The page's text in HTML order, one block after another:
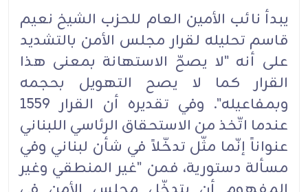
يبدأ نائب الأمين العام للحزب الشيخ نعيم
قاسم تحليله لقرار مجلس الأمن بالتشديد
على أنه "لا يصحّ الاستهانة بمعنى هذا
القرار كما لا يصح التهويل بحجمه
وبمفاعيله". وفي تقديره أن القرار 1559
عندما اتّخذ من الاستحقاق الرئاسي اللبناني
عنواناً إنّما مثّل تدخّلاً في شأن لبناني وفي
مسألة دستورية، فمن "غير المنطقي وغير